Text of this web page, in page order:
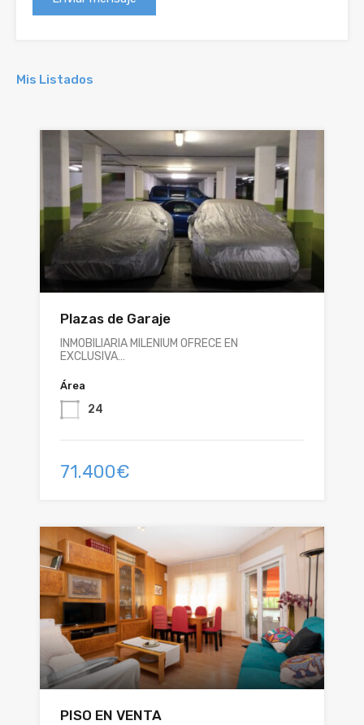
Mis Listados
Plazas de Garaje
INMOBILIARIA MILENIUM OFRECE EN
EXCLUSIVA…
Área
24
71.400€
PISO EN VENTA